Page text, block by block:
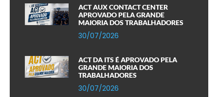
ACT AUX CONTACT CENTER
APROVADO PELA GRANDE
MAIORIA DOS TRABALHADORES
30/07/2026
ACT DA ITS É APROVADO PELA
GRANDE MAIORIA DOS
TRABALHADORES
30/07/2026